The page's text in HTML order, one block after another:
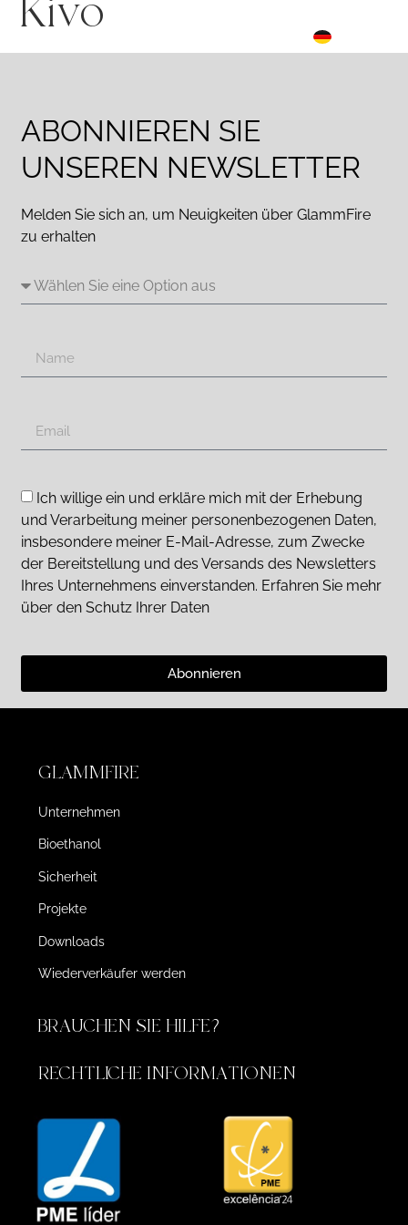
Kivo
ABONNIEREN SIE
UNSEREN NEWSLETTER
Melden Sie sich an, um Neuigkeiten über GlammFire
zu erhalten
Ich willige ein und erkläre mich mit der Erhebung
und Verarbeitung meiner personenbezogenen Daten,
insbesondere meiner E-Mail-Adresse, zum Zwecke
der Bereitstellung und des Versands des Newsletters
Ihres Unternehmens einverstanden. Erfahren Sie mehr
über den Schutz Ihrer Daten
Abonnieren
GLAMMFIRE
Unternehmen
Bioethanol
Sicherheit
Projekte
Downloads
Wiederverkäufer werden
BRAUCHEN SIE HILFE?
RECHTLICHE INFORMATIONEN